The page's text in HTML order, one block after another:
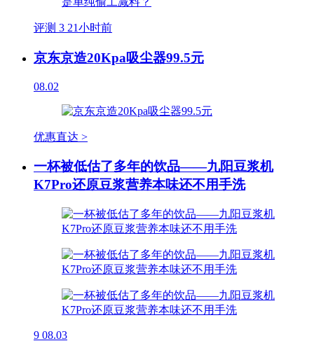
评测 3 21小时前
京东京造20Kpa吸尘器99.5元
08.02
优惠直达 >
一杯被低估了多年的饮品——九阳豆浆机
K7Pro还原豆浆营养本味还不用手洗
9 08.03